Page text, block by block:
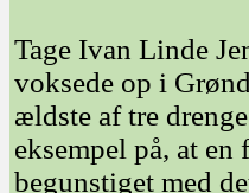
Tage Ivan Linde
voksede op i
ældste af tre
eksempel på, at
begunstiget med